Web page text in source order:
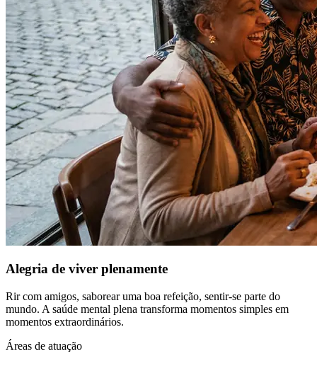
Alegria de viver plenamente
Rir com amigos, saborear uma boa refeição, sentir-se parte do
mundo. A saúde mental plena transforma momentos simples em
momentos extraordinários.
Áreas de atuação